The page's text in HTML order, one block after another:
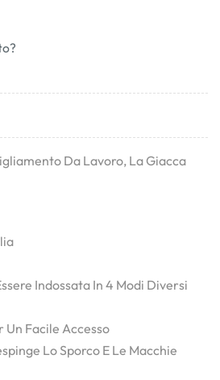
Da Lavoro, La Giacca
Indossata In 4 Modi Diversi
Un Facile Accesso
Lo Sporco E Le Macchie